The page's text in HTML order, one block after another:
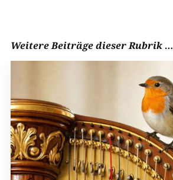
Weitere Beiträge dieser Rubrik …